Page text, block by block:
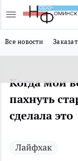
Все новости
Когда мои
пахнуть
сделала это
Лайфхак